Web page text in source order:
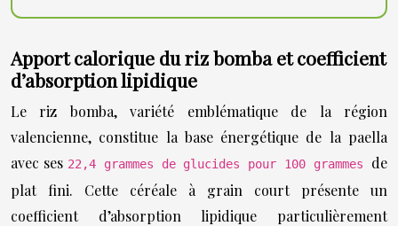
Apport calorique du riz bomba et coefficient
d’absorption lipidique
Le riz bomba, variété emblématique de la région
valencienne, constitue la base énergétique de la paella
avec ses 22,4 grammes de glucides pour 100 grammes de
plat fini. Cette céréale à grain court présente un
coefficient d’absorption lipidique particulièrement